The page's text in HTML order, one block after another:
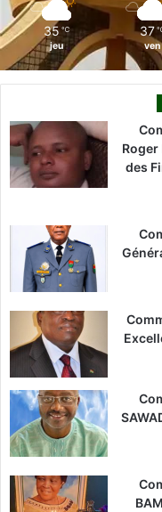
35 ℃
jeu
37
ven
Roger
des